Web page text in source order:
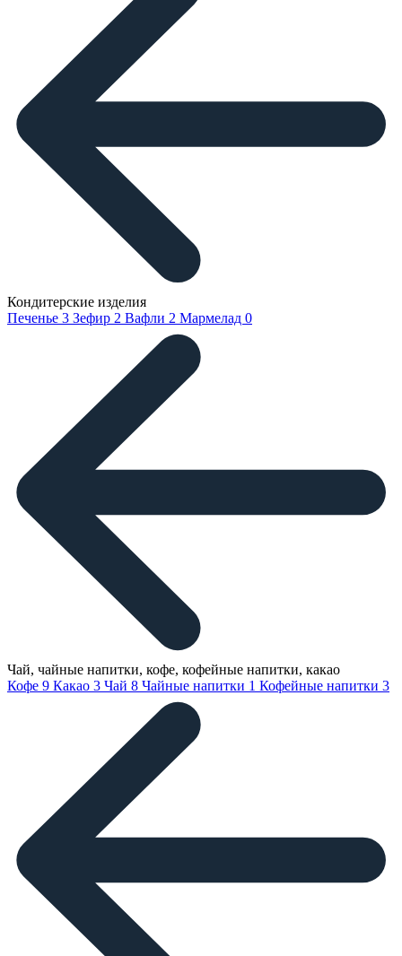
Кондитерские изделия
Печенье 3 Зефир 2 Вафли 2 Мармелад 0
Чай, чайные напитки, кофе, кофейные напитки, какао
Кофе 9 Какао 3 Чай 8 Чайные напитки 1 Кофейные напитки 3